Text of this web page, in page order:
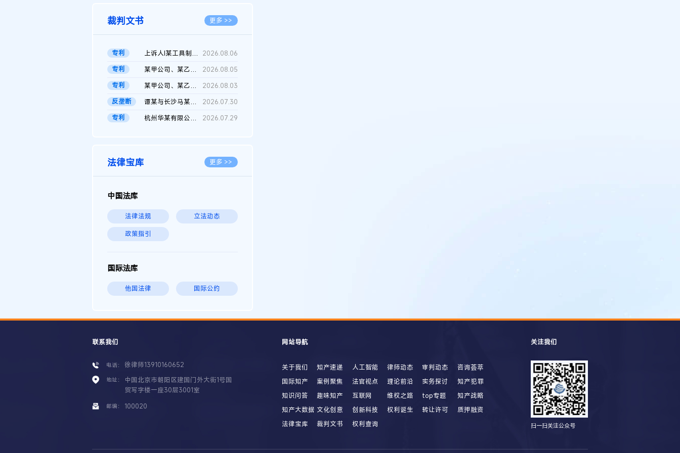
裁判文书 更多 >>
专利 上诉人I某工具制品有限公司与被上诉人程某及一审被告中华人民共和...
2026.08.06
专利
某甲公司、某乙公司、某丙公司申请诉前行为保全复议裁定书
2026.08.05
专利
某甲公司、某乙公司、官某与某丙公司专利申请权权属纠纷 二审判决...
2026.08.03
反垄断
谭某与长沙马某堆农产品股份有限公司滥用市场支配地位纠纷二审裁...
2026.07.30
专利
杭州华某有限公司与菲某有限公司侵害发明专利权纠纷 2026.07.29
法律宝库 更多 >>
中国法库
法律法规 立法动态
政策指引
国际法库
他国法律 国际公约
联系我们
电话： 徐律师13910160652
地址：
中国北京市朝阳区建国门外大街1号国
贸写字楼一座30层3001室
邮编： 100020
网站导航
关于我们 知产速递 人工智能 律师动态 审判动态
咨询荟萃
国际知产
案例聚焦 法官视点 理论前沿 实务探讨
知产犯罪
知识问答
趣味知产 互联网 维权之路 top专题
知产战略
知产大数据 文化创意 创新科技 权利诞生 转让许可
质押融资
法律宝库
裁判文书 权利查询
关注我们
扫一扫关注公众号